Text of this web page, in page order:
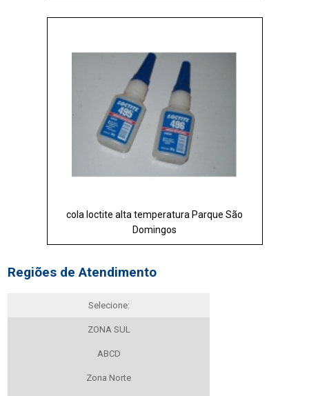
cola loctite alta temperatura Parque São
Domingos
Regiões de Atendimento
Selecione:
ZONA SUL
ABCD
Zona Norte